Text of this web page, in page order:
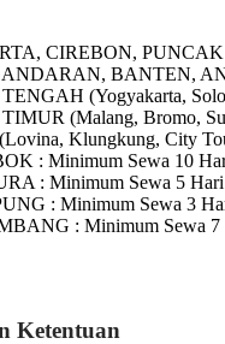
CIREBON,
BANTEN,
TENGAH (Yogyakarta,
TIMUR (Malang, Bromo,
(Lovina, Klungkung, City
: Minimum Sewa 10
: Minimum Sewa 5 Hari
: Minimum Sewa 3
: Minimum Sewa 7
Ketentuan